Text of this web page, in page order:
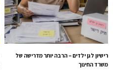
רישיון לגן ילדים – הרבה יותר מדרישה של
משרד החינוך